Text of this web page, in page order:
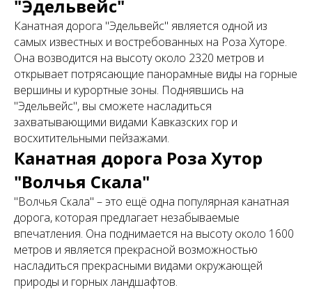
"Эдельвейс"
Канатная дорога "Эдельвейс" является одной из
самых известных и востребованных на Роза Хуторе.
Она возводится на высоту около 2320 метров и
открывает потрясающие панорамные виды на горные
вершины и курортные зоны. Поднявшись на
"Эдельвейс", вы сможете насладиться
захватывающими видами Кавказских гор и
восхитительными пейзажами.
Канатная дорога Роза Хутор
"Волчья Скала"
"Волчья Скала" – это ещё одна популярная канатная
дорога, которая предлагает незабываемые
впечатления. Она поднимается на высоту около 1600
метров и является прекрасной возможностью
насладиться прекрасными видами окружающей
природы и горных ландшафтов.